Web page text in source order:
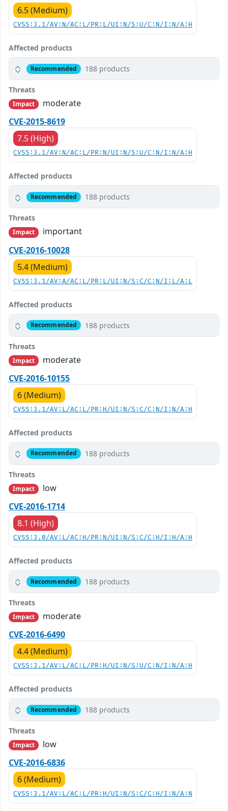
6.5 (Medium)
CVSS:3.1/AV:N/AC:L/PR:L/UI:N/S:U/C:N/I:N/A:H
Affected products
Recommended 188 products
Threats
Impact
moderate
CVE-2015-8619
7.5 (High)
CVSS:3.1/AV:N/AC:L/PR:N/UI:N/S:U/C:N/I:N/A:H
Affected products
Recommended 188 products
Threats
Impact
important
CVE-2016-10028
5.4 (Medium)
CVSS:3.1/AV:A/AC:L/PR:L/UI:N/S:C/C:N/I:L/A:L
Affected products
Recommended 188 products
Threats
Impact
moderate
CVE-2016-10155
6 (Medium)
CVSS:3.1/AV:L/AC:L/PR:H/UI:N/S:C/C:N/I:N/A:H
Affected products
Recommended 188 products
Threats
Impact
low
CVE-2016-1714
8.1 (High)
CVSS:3.0/AV:L/AC:H/PR:N/UI:N/S:C/C:H/I:H/A:H
Affected products
Recommended 188 products
Threats
Impact
moderate
CVE-2016-6490
4.4 (Medium)
CVSS:3.1/AV:L/AC:L/PR:H/UI:N/S:U/C:N/I:N/A:H
Affected products
Recommended 188 products
Threats
Impact
low
CVE-2016-6836
6 (Medium)
CVSS:3.1/AV:L/AC:L/PR:H/UI:N/S:C/C:H/I:N/A:N